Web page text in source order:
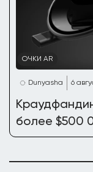
ОЧКИ AR
Dunyasha 6
более $500